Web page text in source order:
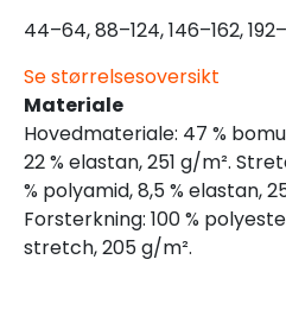
44–64, 88–124, 146–162,
Se størrelsesoversikt
Materiale
Hovedmateriale: 47 %
22 % elastan, 251 g/m².
% polyamid, 8,5 % elastan,
Forsterkning: 100 %
stretch, 205 g/m².